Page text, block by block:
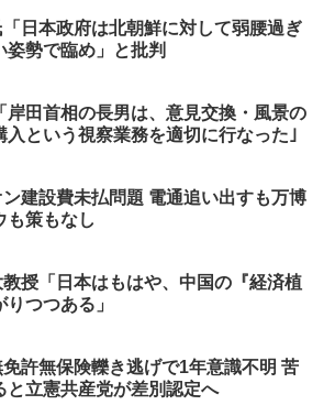
姿勢で臨め」と批判
入という視察業務を適切に行なった｣
も策もなし
つつある」
と立憲共産党が差別認定へ